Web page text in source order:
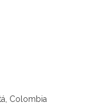
Colombia